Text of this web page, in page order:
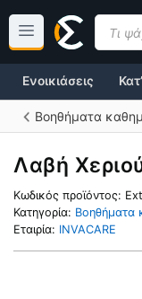
περιεχόμενο
search
Ενοικιάσεις
Βοηθήματα
Λαβή
Κωδικός προϊόντος:
Κατηγορία: Βοηθήματα
Εταιρία: INVACARE